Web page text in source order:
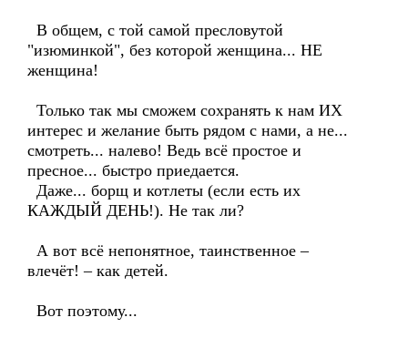
В общем, с той самой пресловутой
"изюминкой", без которой женщина... НЕ
женщина!
Только так мы сможем сохранять к нам ИХ
интерес и желание быть рядом с нами, а не...
смотреть... налево! Ведь всё простое и
пресное... быстро приедается.
Даже... борщ и котлеты (если есть их
КАЖДЫЙ ДЕНЬ!). Не так ли?
А вот всё непонятное, таинственное –
влечёт! – как детей.
Вот поэтому...